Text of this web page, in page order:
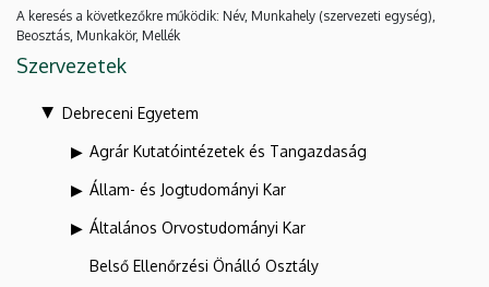
A keresés a következőkre működik: Név, Munkahely (szervezeti egység),
Beosztás, Munkakör, Mellék
Szervezetek
Debreceni Egyetem
Agrár Kutatóintézetek és Tangazdaság
Állam- és Jogtudományi Kar
Általános Orvostudományi Kar
Belső Ellenőrzési Önálló Osztály